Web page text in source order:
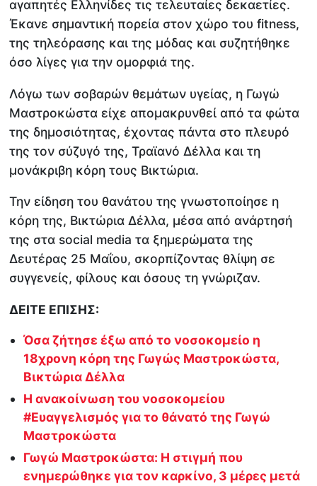
αγαπητές Ελληνίδες τις τελευταίες δεκαετίες.
Έκανε σημαντική πορεία στον χώρο του fitness,
της τηλεόρασης και της μόδας και συζητήθηκε
όσο λίγες για την ομορφιά της.
Λόγω των σοβαρών θεμάτων υγείας, η Γωγώ
Μαστροκώστα είχε απομακρυνθεί από τα φώτα
της δημοσιότητας, έχοντας πάντα στο πλευρό
της τον σύζυγό της, Τραϊανό Δέλλα και τη
μονάκριβη κόρη τους Βικτώρια.
Την είδηση του θανάτου της γνωστοποίησε η
κόρη της, Βικτώρια Δέλλα, μέσα από ανάρτησή
της στα social media τα ξημερώματα της
Δευτέρας 25 Μαΐου, σκορπίζοντας θλίψη σε
συγγενείς, φίλους και όσους τη γνώριζαν.
ΔΕΙΤΕ ΕΠΙΣΗΣ:
Όσα ζήτησε έξω από το νοσοκομείο η
18χρονη κόρη της Γωγώς Μαστροκώστα,
Βικτώρια Δέλλα
Η ανακοίνωση του νοσοκομείου
#Ευαγγελισμός για το θάνατό της Γωγώ
Μαστροκώστα
Γωγώ Μαστροκώστα: Η στιγμή που
ενημερώθηκε για τον καρκίνο, 3 μέρες μετά